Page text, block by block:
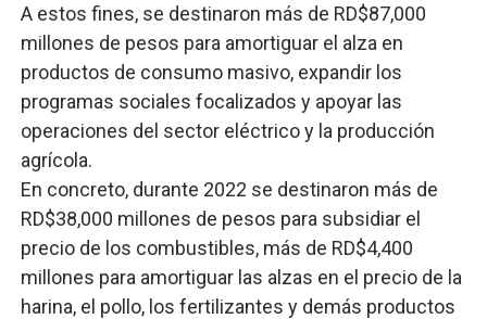
A estos fines, se destinaron más de RD$87,000
millones de pesos para amortiguar el alza en
productos de consumo masivo, expandir los
programas sociales focalizados y apoyar las
operaciones del sector eléctrico y la producción
agrícola.
En concreto, durante 2022 se destinaron más de
RD$38,000 millones de pesos para subsidiar el
precio de los combustibles, más de RD$4,400
millones para amortiguar las alzas en el precio de la
harina, el pollo, los fertilizantes y demás productos